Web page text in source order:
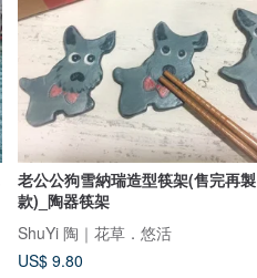
老公公狗雪納瑞造型筷架(售完再製
款)_陶器筷架
ShuYi 陶｜花草．悠活
US$ 9.80